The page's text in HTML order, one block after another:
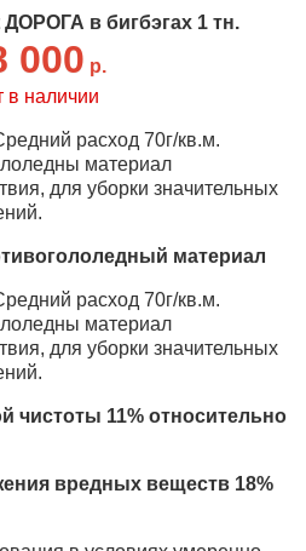
ДОРОГА в бигбэгах 1 тн.
000 р.
в наличии
расход 70г/кв.м.
материал
для уборки значительных
материал
расход 70г/кв.м.
материал
для уборки значительных
чистоты 11% относительно
вредных веществ 18%